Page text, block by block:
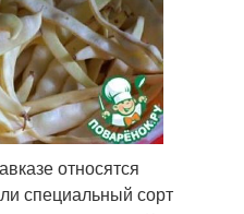
относятся
специальный сорт